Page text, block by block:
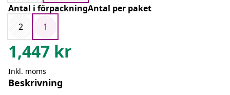
Antal i förpackningAntal per paket
2
1
1,447 kr
Inkl. moms
Beskrivning